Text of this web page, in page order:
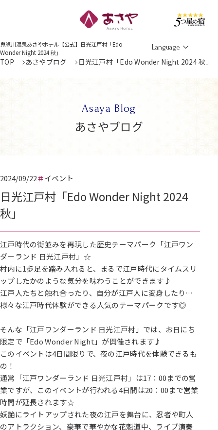
鬼怒川温泉あさやホテル【公式】日光江戸村「Edo
Wonder Night 2024 秋」
Language
TOP あさやブログ 日光江戸村「Edo Wonder Night 2024 秋」
Asaya Blog
あさやブログ
2024/09/22 イベント
日光江戸村「Edo Wonder Night 2024
秋」
江戸時代の街並みを再現した歴史テーマパーク「江戸ワン
ダーランド 日光江戸村」☆
村内に1歩足を踏み入れると、まるで江戸時代にタイムスリ
ップしたかのような気分を味わうことができます♪
江戸人たちと触れ合ったり、自分が江戸人に変身したり…
様々な江戸時代体験ができる人気のテーマパークです◎
そんな「江戸ワンダーランド 日光江戸村」では、お日にち
限定で「Edo Wonder Night」が開催されます♪
このイベントは4日間限りで、夜の江戸時代を体験できるも
の！
通常「江戸ワンダーランド 日光江戸村」は17：00までの営
業ですが、このイベントが行われる4日間は20：00まで営業
時間が延長されます☆
妖艶にライトアップされた夜の江戸を舞台に、忍者や町人
のアトラクション、豪華で華やかな花魁道中、ライブ演奏